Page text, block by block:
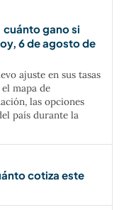
cuánto gano si
6 de agosto de
ajuste en sus tasas
mapa de
las opciones
país durante la
cotiza este